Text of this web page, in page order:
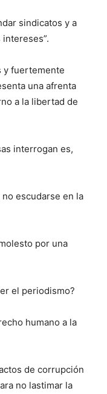
sindicatos y a
y fuertemente
una afrenta
a la libertad de
interrogan es,
escudarse en la
por una
el periodismo?
humano a la
de corrupción
no lastimar la